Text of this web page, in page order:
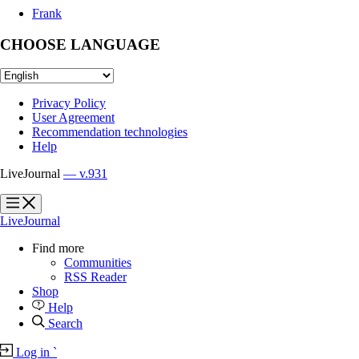
Frank
CHOOSE LANGUAGE
Privacy Policy
User Agreement
Recommendation technologies
Help
LiveJournal — v.931
?
?
LiveJournal
Find more
Communities
RSS Reader
Shop
Help
Search
Log in `